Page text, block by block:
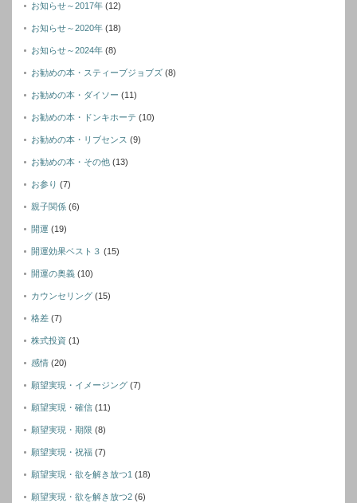
お知らせ～2017年 (12)
お知らせ～2020年 (18)
お知らせ～2024年 (8)
お勧めの本・スティーブジョブズ (8)
お勧めの本・ダイソー (11)
お勧めの本・ドンキホーテ (10)
お勧めの本・リブセンス (9)
お勧めの本・その他 (13)
お参り (7)
親子関係 (6)
開運 (19)
開運効果ベスト３ (15)
開運の奥義 (10)
カウンセリング (15)
格差 (7)
株式投資 (1)
感情 (20)
願望実現・イメージング (7)
願望実現・確信 (11)
願望実現・期限 (8)
願望実現・祝福 (7)
願望実現・欲を解き放つ1 (18)
願望実現・欲を解き放つ2 (6)